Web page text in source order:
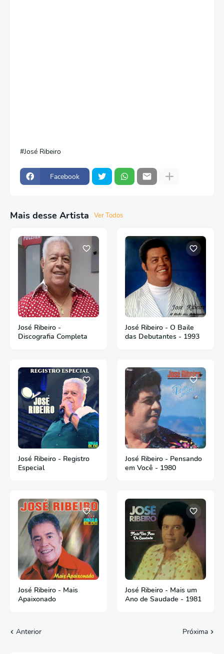
José Ribeiro
Facebook
Mais desse Artista Ver Todos
José Ribeiro -
Discografia Completa
José Ribeiro - O Baile
das Debutantes - 1993
José Ribeiro - Registro
Especial
José Ribeiro - Pensando
em Você - 1980
José Ribeiro - Mais
Apaixonado
José Ribeiro - Mais um
Ano de Saudade - 1981
Anterior Próxima